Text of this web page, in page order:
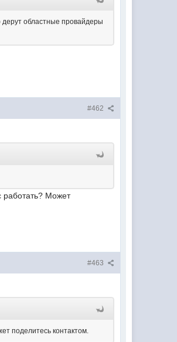
дерут областные провайдеры
#462
работать? Может
#463
поделитесь контактом.